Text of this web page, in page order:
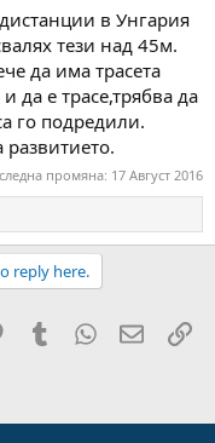
в Унгария
тези над 45м.
да има трасета
да е трасе,трябва да
го подредили.
промяна: 17 Август 2016
reply here.
PinterestTumblrWhatsApp
Email